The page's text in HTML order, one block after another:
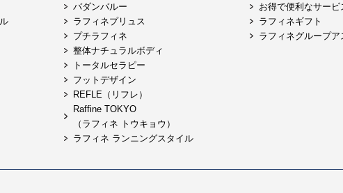
バダンバルー
ラフィネプリュス
プチラフィネ
整体ナチュラルボディ
トータルセラピー
フットデザイン
REFLE（リフレ）
Raffine TOKYO
（ラフィネ トウキョウ）
ラフィネ ランニングスタイル
お得で便利なサービ
ラフィネギフト
ラフィネグループア